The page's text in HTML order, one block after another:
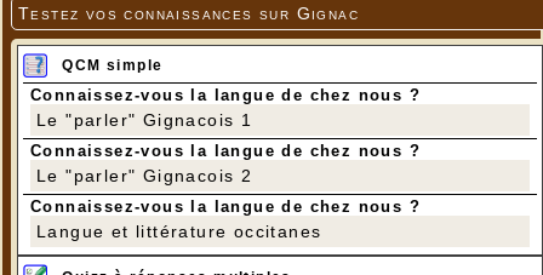
Testez vos connaissances sur Gignac
QCM simple
Connaissez-vous la langue de chez nous ?
Le "parler" Gignacois 1
Connaissez-vous la langue de chez nous ?
Le "parler" Gignacois 2
Connaissez-vous la langue de chez nous ?
Langue et littérature occitanes